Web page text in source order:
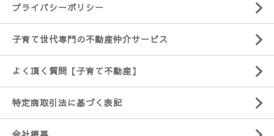
プライバシーポリシー
子育て世代専門の不動産仲介サービス
よく頂く質問【子育て不動産】
特定商取引法に基づく表記